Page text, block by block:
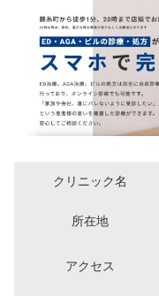
クリニック名
所在地
アクセス